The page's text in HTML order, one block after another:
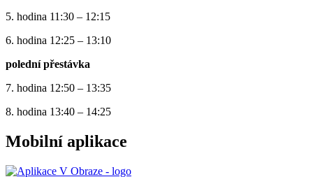
5. hodina 11:30 – 12:15
6. hodina 12:25 – 13:10
polední přestávka
7. hodina 12:50 – 13:35
8. hodina 13:40 – 14:25
Mobilní aplikace